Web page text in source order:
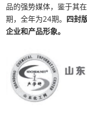
品的强势媒体，鉴于其
期，全年为24期。 四封
企业和产品形象。